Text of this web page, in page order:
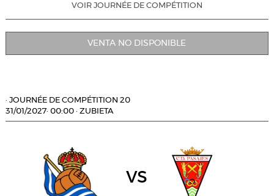
VOIR JOURNÉE DE COMPÉTITION
VENTA NO DISPONIBLE
· JOURNÉE DE COMPÉTITION 20
31/01/2027· 00:00 · ZUBIETA
vs